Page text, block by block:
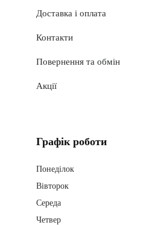
Доставка і оплата
Контакти
Повернення та обмін
Акції
Графік роботи
Понеділок
Вівторок
Середа
Четвер